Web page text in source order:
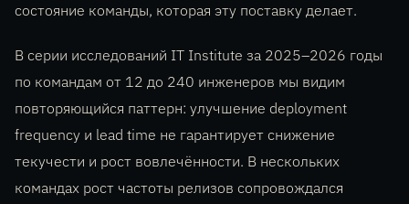
состояние команды, которая эту поставку делает.
В серии исследований IT Institute за 2025–2026 годы
по командам от 12 до 240 инженеров мы видим
повторяющийся паттерн: улучшение deployment
frequency и lead time не гарантирует снижение
текучести и рост вовлечённости. В нескольких
командах рост частоты релизов сопровождался